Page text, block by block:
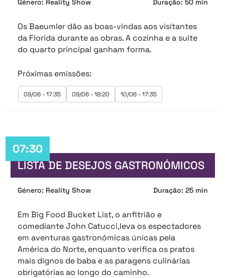
Género: Reality Show Duração: 50 min
Os Baeumler dão as boas-vindas aos visitantes
da Florida durante as obras. A cozinha e a suite
do quarto principal ganham forma.
Próximas emissões:
09/06 - 17:35 09/06 - 18:20 10/06 - 17:35
07:30
LISTA DE DESEJOS GASTRONÓMICOS
Género: Reality Show Duração: 25 min
Em Big Food Bucket List, o anfitrião e
comediante John Catucci,leva os espectadores
em aventuras gastronómicas únicas pela
América do Norte, enquanto verifica os pratos
mais dignos de baba e as paragens culinárias
obrigatórias ao longo do caminho.